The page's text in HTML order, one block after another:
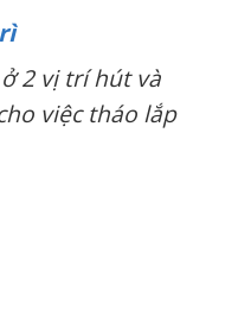
ở 2 vị trí hút và
việc tháo lắp